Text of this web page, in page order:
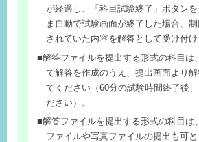
が経過し、「科目試験終了」ボタン
ま自動で試験画面が終了した場合、
されていた内容を解答として受け付け
解答ファイルを提出する形式の科目は
で解答を作成のうえ、提出画面より
てください（60分の試験時間終了後
ださい）。
解答ファイルを提出する形式の科目は
ファイルや写真ファイルの提出も可